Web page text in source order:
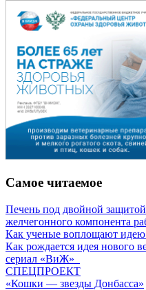
Самое читаемое
Печень под двойной
желчегонного компонента
Как ученые воплощают идею
Как рождается идея нового
сериал «ВиЖ»
СПЕЦПРОЕКТ
«Кошки — звезды Донбасса»